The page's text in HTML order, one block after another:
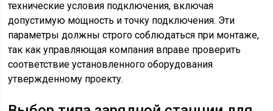
технические условия подключения, включая
допустимую мощность и точку подключения. Эти
параметры должны строго соблюдаться при монтаже,
так как управляющая компания вправе проверить
соответствие установленного оборудования
утвержденному проекту.